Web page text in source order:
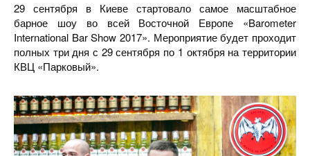
29 сентября в Киеве стартовало самое масштабное
барное шоу во всей Восточной Европе «Barometer
International Bar Show 2017». Мероприятие будет проходит
полных три дня с 29 сентября по 1 октября на территории
КВЦ «Парковый».